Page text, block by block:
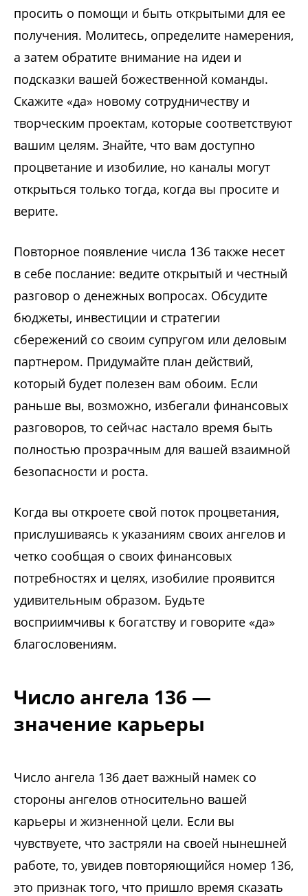
просить о помощи и быть открытыми для ее
получения. Молитесь, определите намерения,
а затем обратите внимание на идеи и
подсказки вашей божественной команды.
Скажите «да» новому сотрудничеству и
творческим проектам, которые соответствуют
вашим целям. Знайте, что вам доступно
процветание и изобилие, но каналы могут
открыться только тогда, когда вы просите и
верите.
Повторное появление числа 136 также несет
в себе послание: ведите открытый и честный
разговор о денежных вопросах. Обсудите
бюджеты, инвестиции и стратегии
сбережений со своим супругом или деловым
партнером. Придумайте план действий,
который будет полезен вам обоим. Если
раньше вы, возможно, избегали финансовых
разговоров, то сейчас настало время быть
полностью прозрачным для вашей взаимной
безопасности и роста.
Когда вы откроете свой поток процветания,
прислушиваясь к указаниям своих ангелов и
четко сообщая о своих финансовых
потребностях и целях, изобилие проявится
удивительным образом. Будьте
восприимчивы к богатству и говорите «да»
благословениям.
Число ангела 136 —
значение карьеры
Число ангела 136 дает важный намек со
стороны ангелов относительно вашей
карьеры и жизненной цели. Если вы
чувствуете, что застряли на своей нынешней
работе, то, увидев повторяющийся номер 136,
это признак того, что пришло время сказать